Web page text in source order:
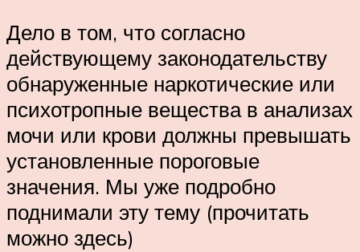
Дело в том, что согласно
действующему законодательству
обнаруженные наркотические или
психотропные вещества в анализах
мочи или крови должны превышать
установленные пороговые
значения. Мы уже подробно
поднимали эту тему (прочитать
можно здесь)